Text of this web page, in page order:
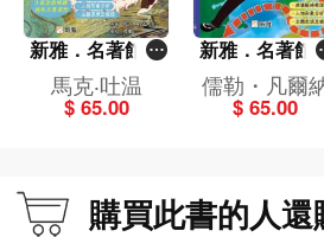
新雅．名著館：
湯姆歷險記（附
思維導圖）
馬克‧吐温
$ 65.00
新雅．名著館
八十日環遊世
（附思維導圖
儒勒・凡爾
$ 65.00
購買此書的人還